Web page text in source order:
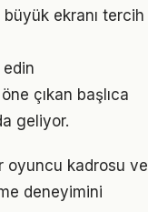
ekranı tercih
çıkan başlıca
geliyor.
oyuncu kadrosu ve
deneyimini